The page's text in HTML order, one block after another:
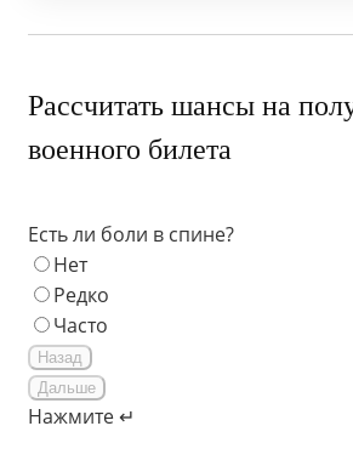
Рассчитать шансы на
военного билета
Есть ли боли в спине?
Нет
Редко
Часто
Назад
Дальше
Нажмите ↵